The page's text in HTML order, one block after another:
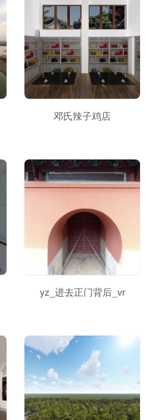
邓氏辣子鸡店
yz_进去正门背后_vr